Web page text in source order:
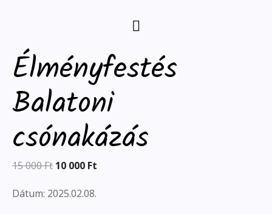
Élményfestés
Balatoni
csónakázás
15 000Ft 10 000 Ft
Dátum: 2025.02.08.